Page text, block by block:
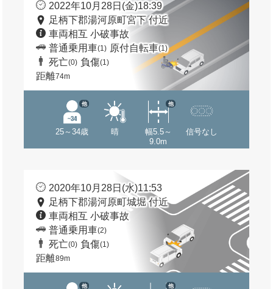
2022年10月28日(金)18:39
足柄下郡湯河原町宮下 付近
車両相互 小破事故
普通乗用車(1) 原付自転車(1)
死亡(0) 負傷(1)
距離74m
25～34歳
他
晴
幅5.5～
9.0m
他
信号なし
2020年10月28日(水)11:53
足柄下郡湯河原町城堀 付近
車両相互 小破事故
普通乗用車(2)
死亡(0) 負傷(1)
距離89m
他 他